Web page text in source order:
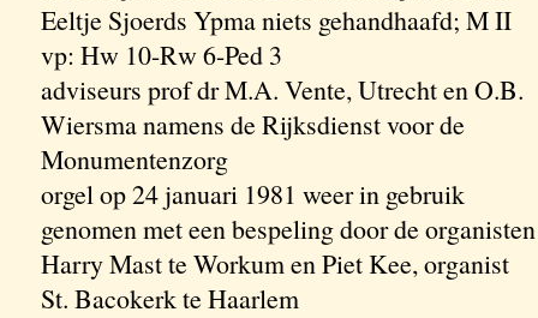
Eeltje Sjoerds Ypma niets gehandhaafd; M II
vp: Hw 10-Rw 6-Ped 3
adviseurs prof dr M.A. Vente, Utrecht en O.B.
Wiersma namens de Rijksdienst voor de
Monumentenzorg
orgel op 24 januari 1981 weer in gebruik
genomen met een bespeling door de organisten
Harry Mast te Workum en Piet Kee, organist
St. Bacokerk te Haarlem